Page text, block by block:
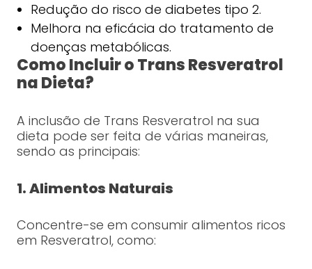
Redução do risco de diabetes tipo 2.
Melhora na eficácia do tratamento de
doenças metabólicas.
Como Incluir o Trans Resveratrol
na Dieta?
A inclusão de Trans Resveratrol na sua
dieta pode ser feita de várias maneiras,
sendo as principais:
1. Alimentos Naturais
Concentre-se em consumir alimentos ricos
em Resveratrol, como: